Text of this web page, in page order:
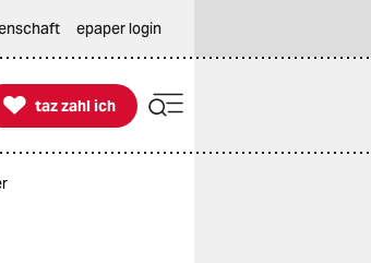
epaper login

taz zahl ich
taz zahl ich